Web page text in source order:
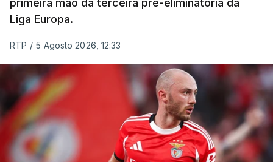
posições, respetivamente, a nove e 14 segundos.
Na quinta-feira, o pelotão vai percorrer os 157,1
primeira das 10 etapas da 87.ª edição, com duas
contagens de terceira categoria nos derradeiros
50 quilómetros.
TÓPICOS
Lourinhã Queluz Madison
primeira mão da terceira pré-eliminatória da
Liga Europa.
RTP / 5 Agosto 2026, 12:33